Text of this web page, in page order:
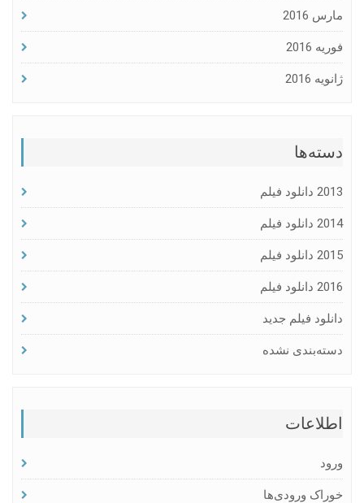
مارس 2016
فوریه 2016
ژانویه 2016
دسته‌ها
2013 دانلود فیلم
2014 دانلود فیلم
2015 دانلود فیلم
2016 دانلود فیلم
دانلود فیلم جدید
دسته‌بندی نشده
اطلاعات
ورود
خوراک ورودی‌ها